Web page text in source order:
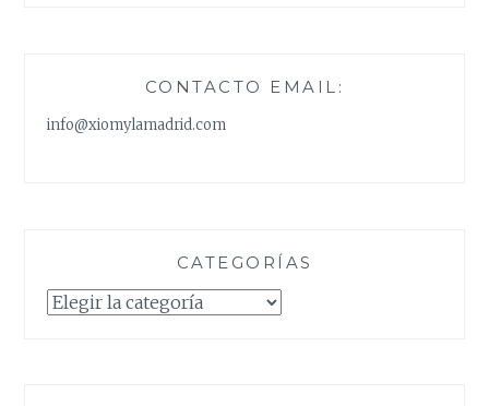
CONTACTO EMAIL:
info@xiomylamadrid.com
CATEGORÍAS
Categorías